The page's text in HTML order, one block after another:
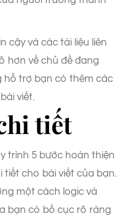
cậy và các tài liệu liên
hơn về chủ đề đang
hỗ trợ bạn có thêm các
viết.
tiết
trình 5 bước hoàn thiện
tiết cho bài viết của bạn.
một cách logic và
bạn có bố cục rõ ràng